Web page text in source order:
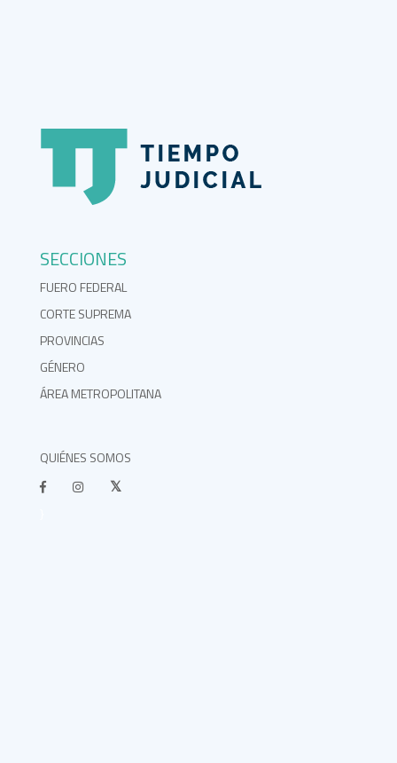
SECCIONES
FUERO FEDERAL
CORTE SUPREMA
PROVINCIAS
GÉNERO
ÁREA METROPOLITANA
QUIÉNES SOMOS